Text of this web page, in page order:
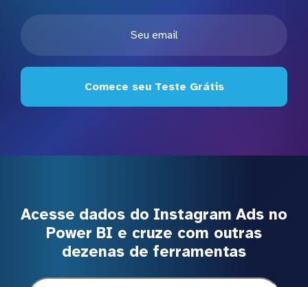
Comece seu Teste Grátis
Acesse dados do Instagram Ads no
Power BI e cruze com outras
dezenas de ferramentas